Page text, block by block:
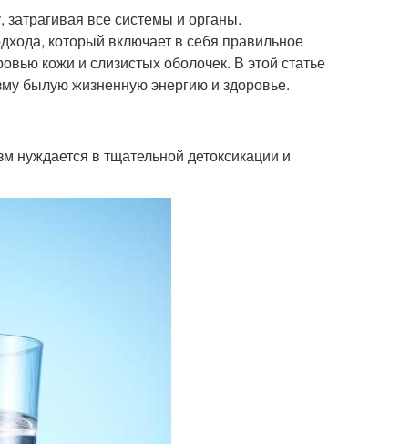
все системы и органы.
который включает в себя правильное
кожи и слизистых оболочек. В этой статье
былую жизненную энергию и здоровье.
нуждается в тщательной детоксикации и